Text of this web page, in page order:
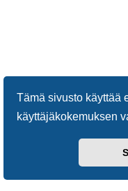
Tämä sivusto käyttää
käyttäjäkokemuksen